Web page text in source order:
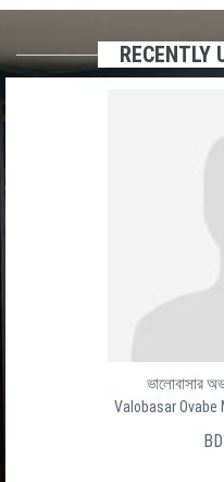
RECENTLY
ভালোবাসার
Valobasar Ovabe